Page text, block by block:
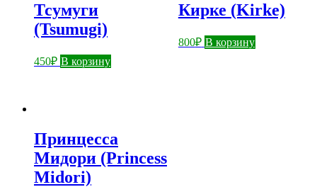
Тсумуги
(Tsumugi)
450₽ В корзину
Кирке (Kirkе)
800₽ В корзину
Принцесса
Мидори (Princess
Midori)